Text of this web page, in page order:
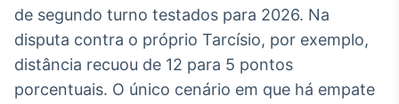
integração de
conteúdos e
dados
Broadcast
de segundo turno testados para 2026. Na
disputa contra o próprio Tarcísio, por exemplo,
distância recuou de 12 para 5 pontos
porcentuais. O único cenário em que há empate